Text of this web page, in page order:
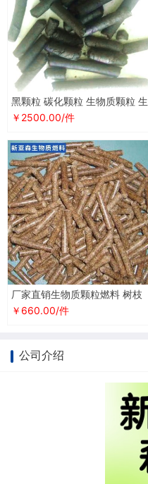
黑颗粒 碳化颗粒 生物质颗粒 生
物质碳化颗粒 燃料 厂家直销
￥2500.00/件
厂家直销生物质颗粒燃料 树枝
生物质燃烧颗粒 生物质颗粒燃
￥660.00/件
公司介绍